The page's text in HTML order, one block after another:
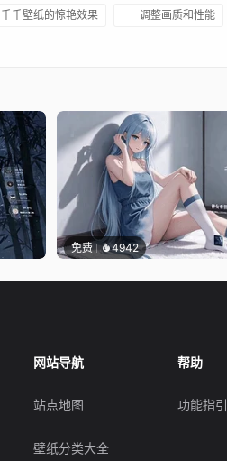
千千壁纸的惊艳效果 调整画质和性能
免费 4942
网站导航
站点地图
壁纸分类大全
帮助
功能指引